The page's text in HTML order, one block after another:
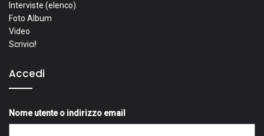
Interviste (elenco)
Foto Album
Video
Scrivici!
Accedi
Nome utente o indirizzo email